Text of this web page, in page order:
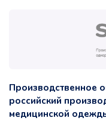
Производственное
российский
медицинской